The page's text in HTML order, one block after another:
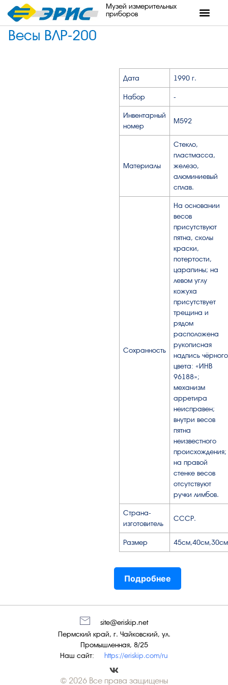
Музей измерительных
приборов
Весы ВЛР-200
Дата 1990 г.
Набор -
Инвентарный
номер
М592
Материалы
Стекло,
пластмасса,
железо,
алюминиевый
сплав.
Сохранность
На основании
весов
присутствуют
пятна, сколы
краски,
потертости,
царапины; на
левом углу
кожуха
присутствует
трещина и
рядом
расположена
рукописная
надпись чёрного
цвета: «ИНВ
96188»;
механизм
арретира
неисправен;
внутри весов
пятна
неизвестного
происхождения;
на правой
стенке весов
отсутствуют
ручки лимбов.
Страна-
изготовитель
СССР.
Размер 45см,40см,30см
Подробнее
Наш сайт: https://eriskip.com/ru
Пермский край, г. Чайковский, ул.
Промышленная, 8/25
site@eriskip.net
© 2026 Все права защищены